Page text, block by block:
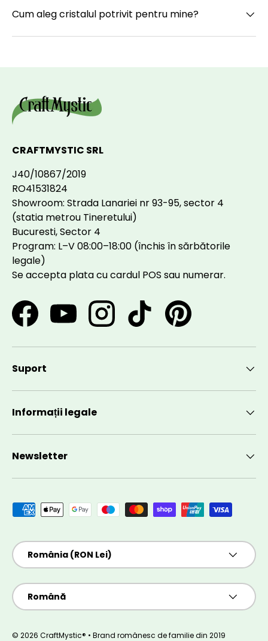
Cum aleg cristalul potrivit pentru mine?
CRAFTMYSTIC SRL
J40/10867/2019
RO41531824
Showroom: Strada Lanariei nr 93-95, sector 4
(statia metrou Tineretului)
Bucuresti, Sector 4
Program: L–V 08:00–18:00 (închis în sărbătorile
legale)
Se accepta plata cu cardul POS sau numerar.
FacebookYouTubeInstagramTikTok Pinterest
Suport
Informații legale
Newsletter
Metode de plată acceptate
Țară/Regiune
România (RON Lei)
Limbă
Română
© 2026 CraftMystic® • Brand românesc de familie din 2019